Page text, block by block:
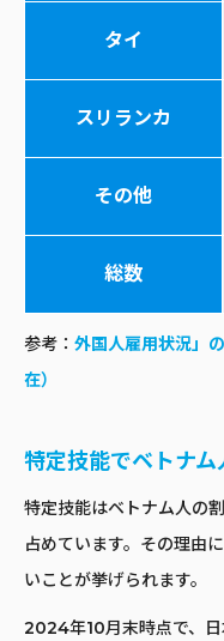
タイ
スリランカ
その他
総数
参考： 外国人雇用状況」
在）
特定技能でベトナ
特定技能はベトナム人の
占めています。その理由
いことが挙げられます。
2024年10月末時点で、